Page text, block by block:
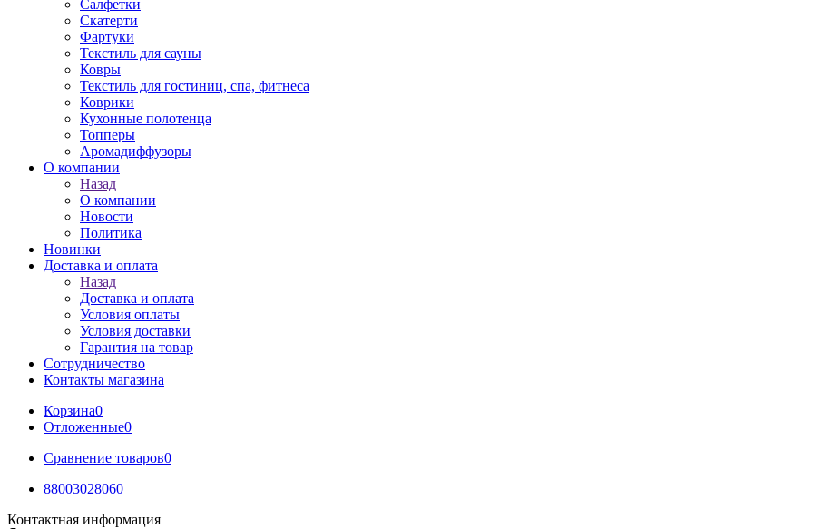
Салфетки
Скатерти
Фартуки
Текстиль для сауны
Ковры
Текстиль для гостиниц, спа, фитнеса
Коврики
Кухонные полотенца
Топперы
Аромадиффузоры
О компании
Назад
О компании
Новости
Политика
Новинки
Доставка и оплата
Назад
Доставка и оплата
Условия оплаты
Условия доставки
Гарантия на товар
Сотрудничество
Контакты магазина
Корзина0
Отложенные0
Сравнение товаров0
88003028060
Контактная информация